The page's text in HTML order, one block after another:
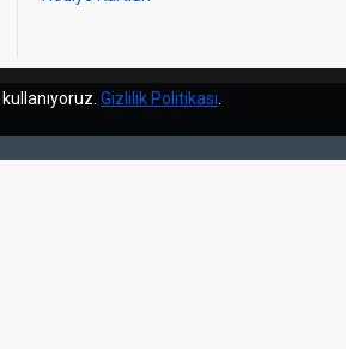
Gizlilik Politikası